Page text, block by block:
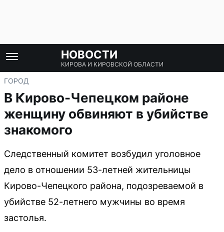
НОВОСТИ
КИРОВА И КИРОВСКОЙ ОБЛАСТИ
ГОРОД
В Кирово-Чепецком районе
женщину обвиняют в убийстве
знакомого
Следственный комитет возбудил уголовное
дело в отношении 53-летней жительницы
Кирово-Чепецкого района, подозреваемой в
убийстве 52-летнего мужчины во время
застолья.